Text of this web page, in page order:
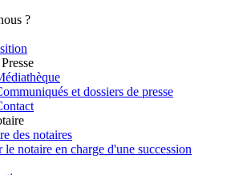
?
et dossiers de presse
des notaires
le notaire en charge d'une succession